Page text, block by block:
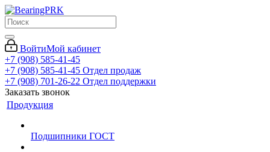
ВойтиМой кабинет
+7 (908) 585-41-45
+7 (908) 585-41-45 Отдел продаж
+7 (908) 701-26-22 Отдел поддержки
Заказать звонок
Продукция
Подшипники ГОСТ